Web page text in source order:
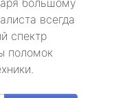
большому
всегда
спектр
поломок